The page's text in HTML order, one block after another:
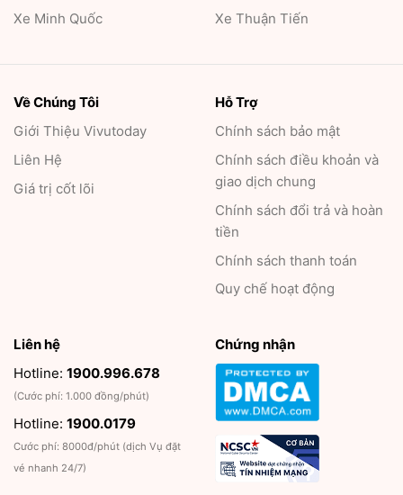
Xe Minh Quốc
Xe Thuận Tiến
Về Chúng Tôi
Giới Thiệu Vivutoday
Liên Hệ
Giá trị cốt lõi
Hỗ Trợ
Chính sách bảo mật
Chính sách điều khoản và
giao dịch chung
Chính sách đổi trả và hoàn
tiền
Chính sách thanh toán
Quy chế hoạt động
Liên hệ
Hotline: 1900.996.678
(Cước phí: 1.000 đồng/phút)
Hotline: 1900.0179
Cước phí: 8000đ/phút (dịch Vụ đặt
vé nhanh 24/7)
Chứng nhận